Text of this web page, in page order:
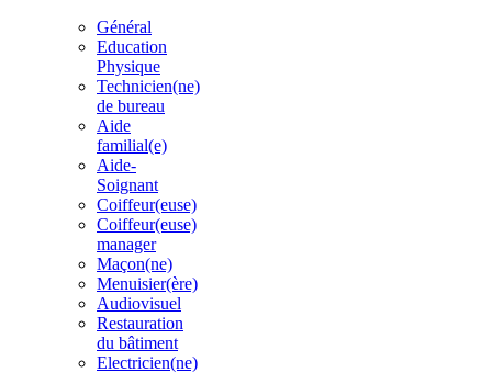
Général
Education
Physique
Technicien(ne)
de bureau
Aide
familial(e)
Aide-
Soignant
Coiffeur(euse)
Coiffeur(euse)
manager
Maçon(ne)
Menuisier(ère)
Audiovisuel
Restauration
du bâtiment
Electricien(ne)